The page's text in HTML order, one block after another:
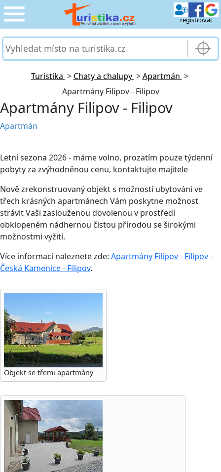
registrovat
CESTOVÁNÍ
PRO TURISTY ›
MOJE TURISTIKA
Turistika > Chaty a chalupy >Apartmán >
Apartmány Filipov - Filipov
Apartmány Filipov - Filipov
Apartmán
Letní sezona 2026 - máme volno, prozatím pouze týdenní
pobyty za zvýhodněnou cenu, kontaktujte majitele
Nově zrekonstruovaný objekt s možností ubytování ve
třech krásných apartmánech Vám poskytne možnost
strávit Vaši zaslouženou dovolenou v prostředí
obklopeném nádhernou čistou přírodou se širokými
možnostmi vyžití.
Více informací naleznete zde: Apartmány Filipov - Filipov-
Česká Kamenice - Filipov.
Objekt se třemi apartmány